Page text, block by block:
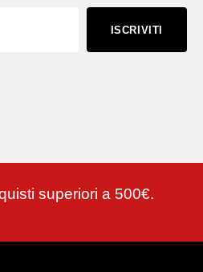
ISCRIVITI
superiori a 500€.